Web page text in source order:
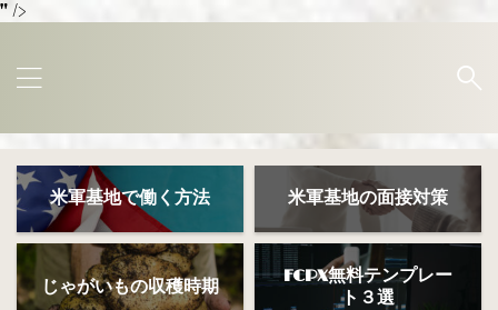
" />
米軍基地で働く方法 米軍基地の面接対策
じゃがいもの収穫時期
FCPX無料テンプレー
ト３選